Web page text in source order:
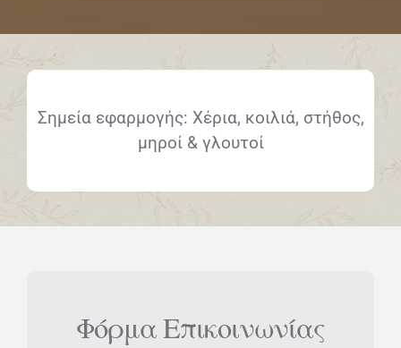
Σημεία εφαρμογής: Χέρια, κοιλιά, στήθος,
μηροί & γλουτοί
Φόρμα Επικοινωνίας